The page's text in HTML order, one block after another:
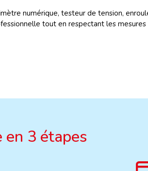
numérique, testeur de tension,
tout en respectant les mesures
en 3 étapes